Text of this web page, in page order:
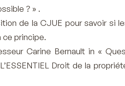
? » .
de la CJUE pour savoir si
ce principe.
Carine Bernault in «
Droit de la